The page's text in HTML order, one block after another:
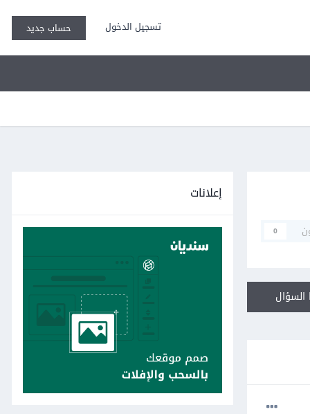
تسجيل الدخول حساب جديد
0
إعلانات